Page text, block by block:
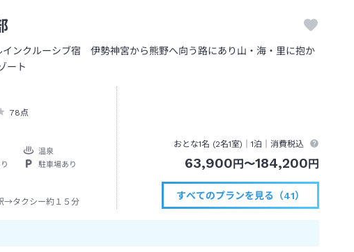
クルーシブ宿 伊勢神宮から熊野へ向う路にあり山・海・里に抱か
ート
78 点
温泉
駐車場あり
→タクシー約１５分
おとな1名 (2名1室)｜1泊 ｜消費税込
63,900 円 〜184,200 円
すべてのプランを見る（41）